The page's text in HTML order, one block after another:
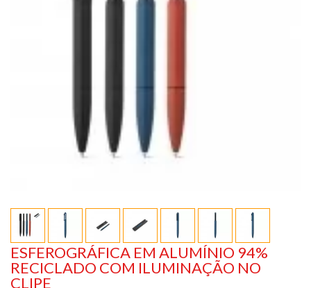
ESFEROGRÁFICA EM ALUMÍNIO 94%
RECICLADO COM ILUMINAÇÃO NO
CLIPE